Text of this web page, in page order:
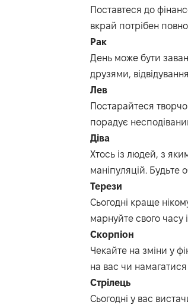
Поставтеся до
вкрай потрібен
Рак
День може бути
друзями,
Лев
Постарайтеся
порадує
Діва
Хтось із людей, з
маніпуляцій. Будьте
Терези
Сьогодні краще
марнуйте свого часу
Скорпіон
Чекайте на зміни у
на вас чи
Стрілець
Сьогодні у вас